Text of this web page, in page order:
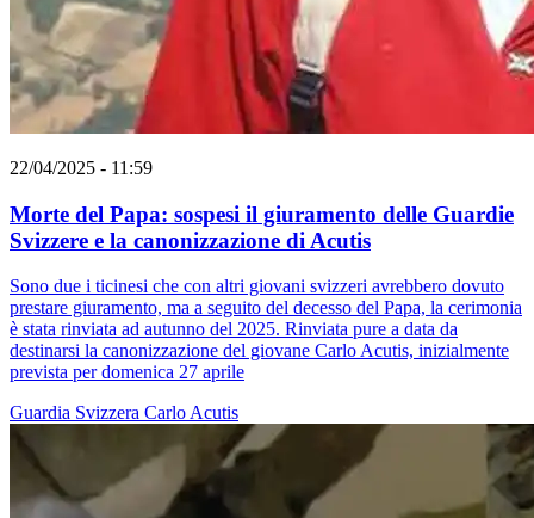
22/04/2025 - 11:59
Morte del Papa: sospesi il giuramento delle Guardie
Svizzere e la canonizzazione di Acutis
Sono due i ticinesi che con altri giovani svizzeri avrebbero dovuto
prestare giuramento, ma a seguito del decesso del Papa, la cerimonia
è stata rinviata ad autunno del 2025. Rinviata pure a data da
destinarsi la canonizzazione del giovane Carlo Acutis, inizialmente
prevista per domenica 27 aprile
Guardia Svizzera Carlo Acutis